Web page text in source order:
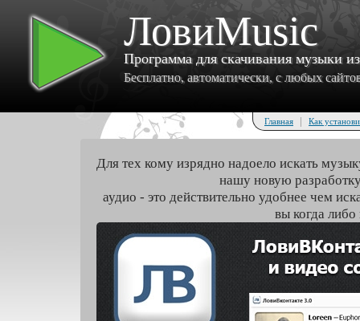
ЛовиMusic
Программа для скачивания музыки
Бесплатно, автоматически, с любых
Главная | Как
Для тех кому изрядно надоело искать
нашу новую
аудио - это действительно удобнее чем
вы когда либо